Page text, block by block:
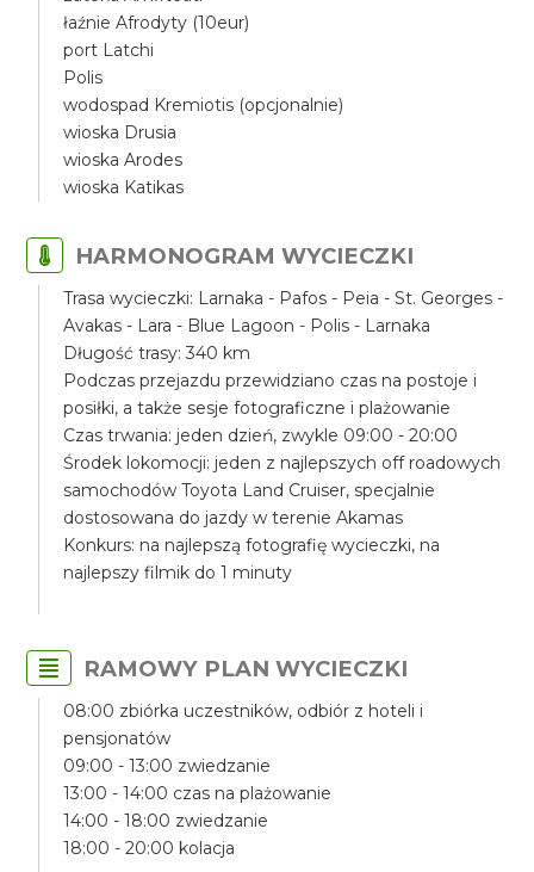
łaźnie Afrodyty (10eur)
port Latchi
Polis
wodospad Kremiotis (opcjonalnie)
wioska Drusia
wioska Arodes
wioska Katikas
HARMONOGRAM WYCIECZKI
Trasa wycieczki: Larnaka - Pafos - Peia - St. Georges -
Avakas - Lara - Blue Lagoon - Polis - Larnaka
Długość trasy: 340 km
Podczas przejazdu przewidziano czas na postoje i
posiłki, a także sesje fotograficzne i plażowanie
Czas trwania: jeden dzień, zwykle 09:00 - 20:00
Środek lokomocji: jeden z najlepszych off roadowych
samochodów Toyota Land Cruiser, specjalnie
dostosowana do jazdy w terenie Akamas
Konkurs: na najlepszą fotografię wycieczki, na
najlepszy filmik do 1 minuty
RAMOWY PLAN WYCIECZKI
08:00 zbiórka uczestników, odbiór z hoteli i
pensjonatów
09:00 - 13:00 zwiedzanie
13:00 - 14:00 czas na plażowanie
14:00 - 18:00 zwiedzanie
18:00 - 20:00 kolacja